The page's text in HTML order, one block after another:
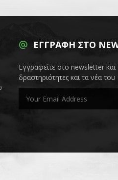
ΕΓΓΡΑΦΉ ΣΤΟ
Εγγραφείτε στο newsletter και
δραστηριότητες και τα νέα